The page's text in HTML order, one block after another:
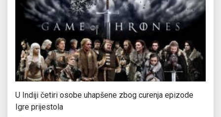
U Indiji četiri osobe uhapšene zbog curenja epizode
Igre prijestola